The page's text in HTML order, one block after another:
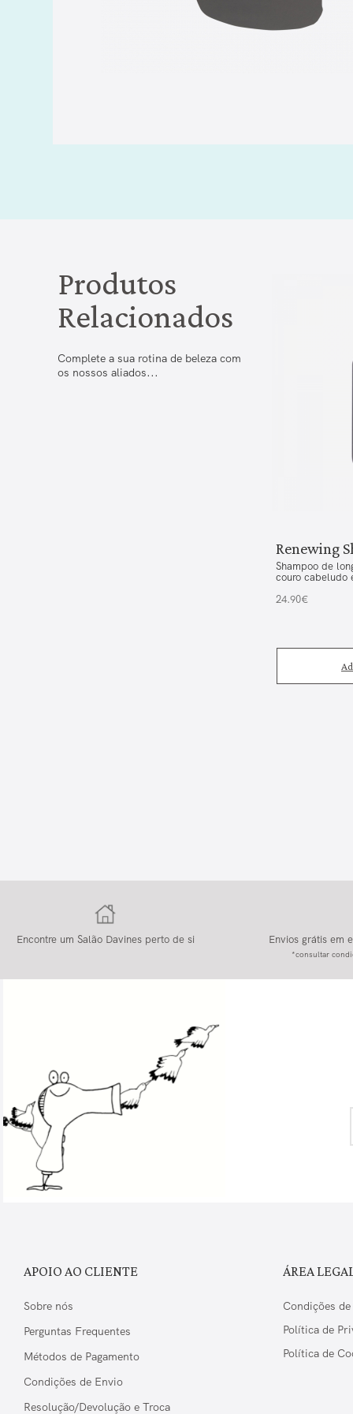
Produtos
Relacionados
Complete a sua rotina de beleza com
os nossos aliados...
Renewing
Shampoo de
couro cabeludo
24.90€
Encontre um Salão Davines perto de si Envios grátis em
*consultar
APOIO AO CLIENTE
Sobre nós
Perguntas Frequentes
Métodos de Pagamento
Condições de Envio
Resolução/Devolução e Troca
ÁREA
Condições de
Política de
Política de